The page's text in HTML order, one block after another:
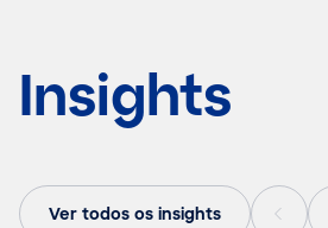
Insights
Ver todos os insights